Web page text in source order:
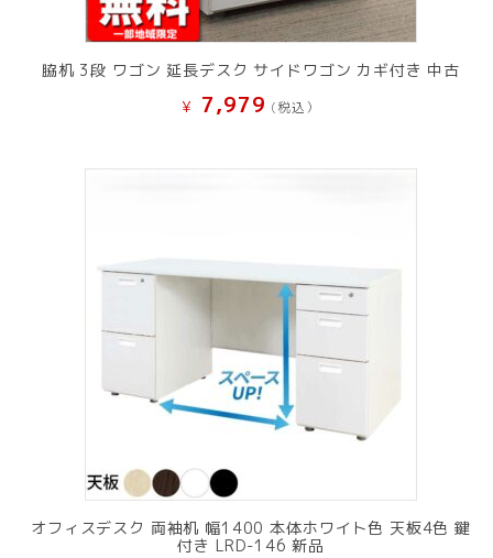
脇机 3段 ワゴン 延長デスク サイドワゴン カギ付き 中古
¥ 7,979 (税込）
オフィスデスク 両袖机 幅1400 本体ホワイト色 天板4色 鍵
付き LRD-146 新品